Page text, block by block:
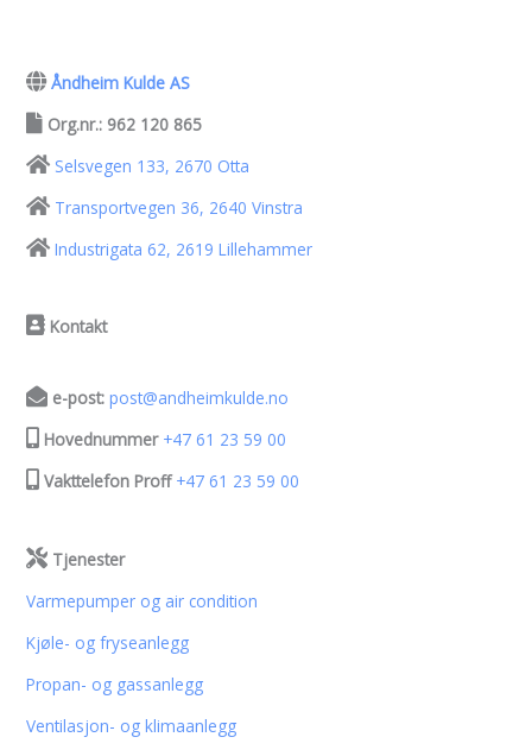
Åndheim Kulde AS
Org.nr.: 962 120 865
Selsvegen 133, 2670 Otta
Transportvegen 36, 2640 Vinstra
Industrigata 62, 2619 Lillehammer
Kontakt
e-post: post@andheimkulde.no
Hovednummer +47 61 23 59 00
Vakttelefon Proff +47 61 23 59 00
Tjenester
Varmepumper og air condition
Kjøle- og fryseanlegg
Propan- og gassanlegg
Ventilasjon- og klimaanlegg